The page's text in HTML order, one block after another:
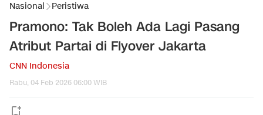
Nasional Peristiwa
Pramono: Tak Boleh Ada Lagi Pasang
Atribut Partai di Flyover Jakarta
CNN Indonesia
Rabu, 04 Feb 2026 06:00 WIB